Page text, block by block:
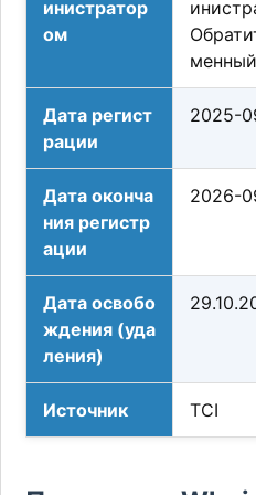
инистратор
ом
Дата регист
рации
2025-
Дата оконча
ния регистр
ации
2026-
Дата освобо
ждения (уда
ления)
Источник TCI